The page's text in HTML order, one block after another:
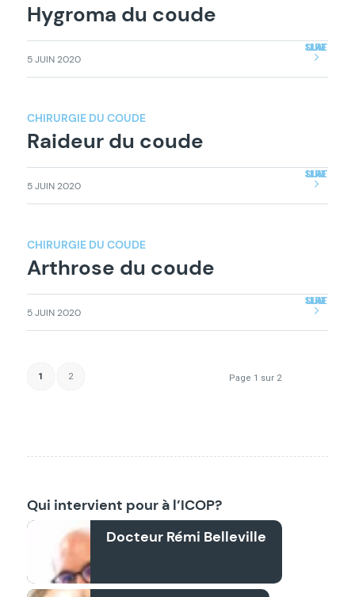
Hygroma du coude
5 JUIN 2020
LIRE LA SUITE
CHIRURGIE DU COUDE
Raideur du coude
5 JUIN 2020
LIRE LA SUITE
CHIRURGIE DU COUDE
Arthrose du coude
5 JUIN 2020
LIRE LA SUITE
Page 1 sur 2
1 2
Qui intervient pour à l’ICOP?
Docteur Rémi Belleville